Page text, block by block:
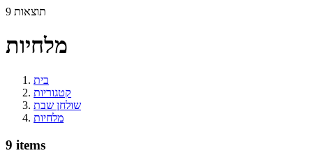
9 תוצאות
מלחיות
בית
קטגוריות
שולחן שבת
מלחיות
9 items